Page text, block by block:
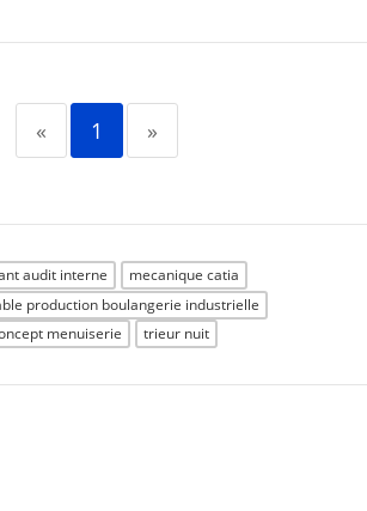
« 1 »
audit interne
mecanique catia
production boulangerie industrielle
menuiserie
trieur nuit